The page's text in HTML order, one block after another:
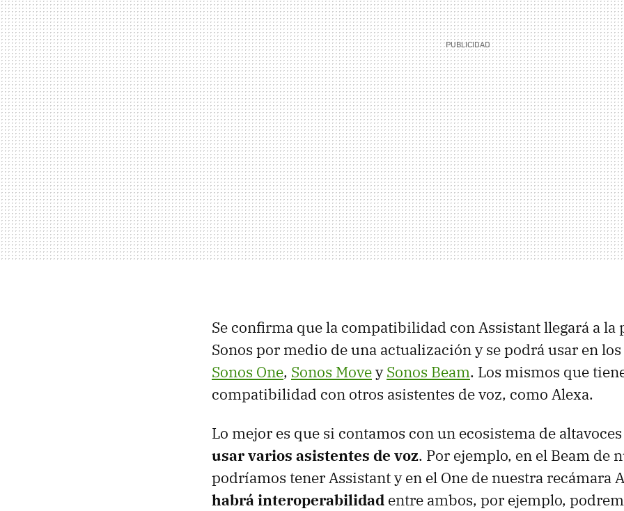
Se confirma que la compatibilidad con Assistant llegará a la
Sonos por medio de una actualización y se podrá usar en
Sonos One, Sonos MoveySonos Beam. Los mismos que
compatibilidad con otros asistentes de voz, como Alexa.
Lo mejor es que si contamos con un ecosistema de altavoces
usar varios asistentes de voz. Por ejemplo, en el Beam de
podríamos tener Assistant y en el One de nuestra recámara
habrá interoperabilidad entre ambos, por ejemplo,